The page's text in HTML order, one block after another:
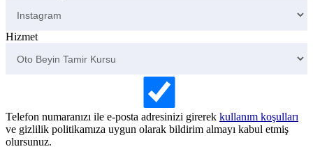
Hizmet
Telefon numaranızı ile e-posta adresinizi girerek kullanım koşulları
ve gizlilik politikamıza uygun olarak bildirim almayı kabul etmiş
olursunuz.